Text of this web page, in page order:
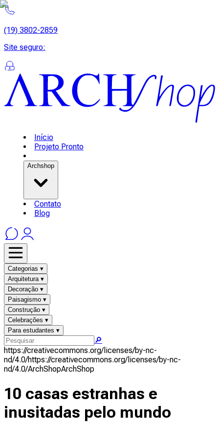
(19) 3802-2859
Site seguro:
Início
Projeto Pronto
Archshop
Contato
Blog
Categorias ▾
Arquitetura ▾
Decoração ▾
Paisagismo ▾
Construção ▾
Celebrações ▾
Para estudantes ▾
🔎
https://creativecommons.org/licenses/by-nc-
nd/4.0/https://creativecommons.org/licenses/by-nc-
nd/4.0/ArchShopArchShop
10 casas estranhas e
inusitadas pelo mundo